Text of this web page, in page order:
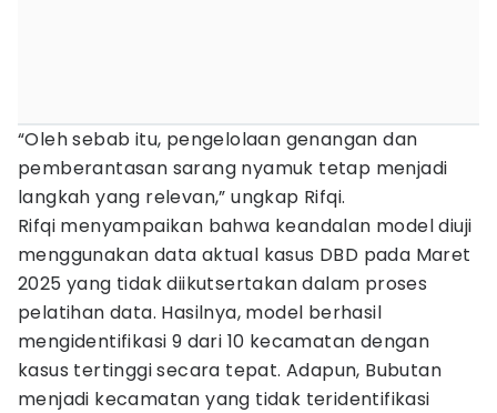
“Oleh sebab itu, pengelolaan genangan dan
pemberantasan sarang nyamuk tetap menjadi
langkah yang relevan,” ungkap Rifqi.
Rifqi menyampaikan bahwa keandalan model diuji
menggunakan data aktual kasus DBD pada Maret
2025 yang tidak diikutsertakan dalam proses
pelatihan data. Hasilnya, model berhasil
mengidentifikasi 9 dari 10 kecamatan dengan
kasus tertinggi secara tepat. Adapun, Bubutan
menjadi kecamatan yang tidak teridentifikasi